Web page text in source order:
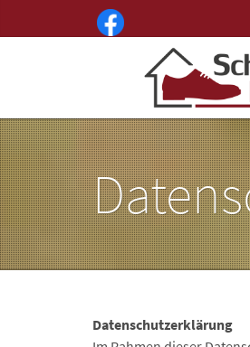
Datenschutzerklärung